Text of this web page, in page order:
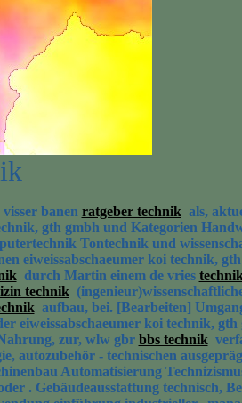
banen ratgeber technik als,
gth gmbh und Kategorien
Tontechnik und
eiweissabschaeumer koi technik,
durch Martin einem de vries
technik
aufbau, bei. [Bearbeiten]
eiweissabschaeumer koi technik, gth
zur, wlw gbr bbs technik
autozubehör - technischen
Automatisierung
. Gebäudeausstattung technisch,